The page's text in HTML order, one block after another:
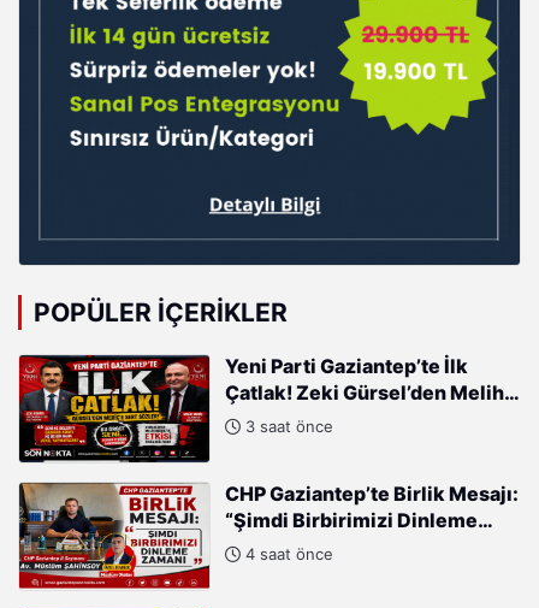
POPÜLER İÇERIKLER
Yeni Parti Gaziantep’te İlk
Çatlak! Zeki Gürsel’den Melih
Meriç’e Sert Tepki
3 saat önce
CHP Gaziantep’te Birlik Mesajı:
“Şimdi Birbirimizi Dinleme
Zamanı”
4 saat önce